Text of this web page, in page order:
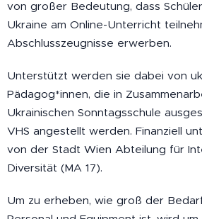
von großer Bedeutung, dass
Ukraine am Online-Unterricht
Abschlusszeugnisse erwerben.
Unterstützt werden sie dabei von
Pädagog*innen, die in
Ukrainischen Sonntagsschule
VHS angestellt werden. Finanziell
von der Stadt Wien Abteilung für
Diversität (MA 17).
Um zu erheben, wie groß der